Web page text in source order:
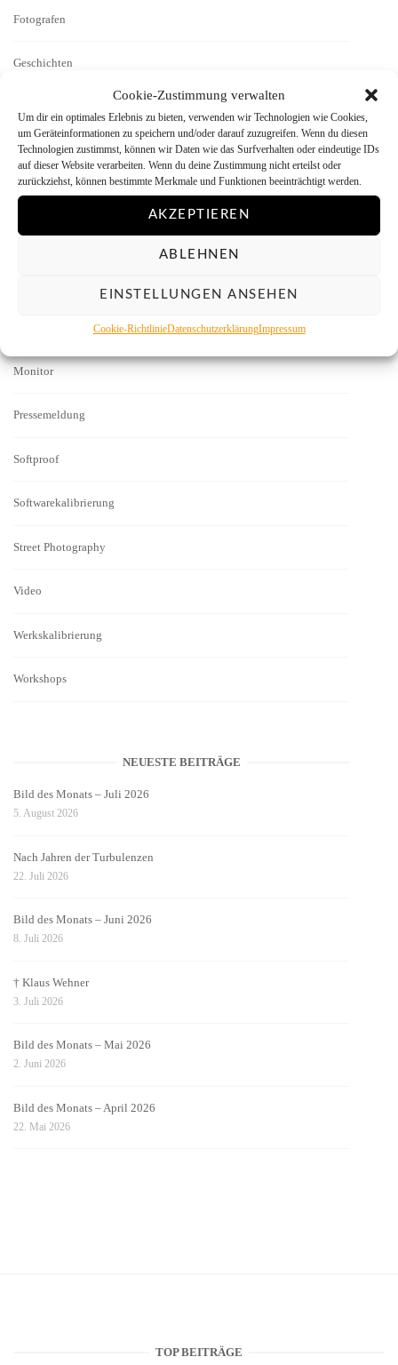
Cookie-Zustimmung verwalten
Um dir ein optimales Erlebnis zu bieten, verwenden wir Technologien wie Cookies,
um Geräteinformationen zu speichern und/oder darauf zuzugreifen. Wenn du diesen
Technologien zustimmst, können wir Daten wie das Surfverhalten oder eindeutige IDs
auf dieser Website verarbeiten. Wenn du deine Zustimmung nicht erteilst oder
zurückziehst, können bestimmte Merkmale und Funktionen beeinträchtigt werden.
AKZEPTIEREN
ABLEHNEN
EINSTELLUNGEN ANSEHEN
Cookie-RichtlinieDatenschutzerklärungImpressum
Fotografen
Geschichten
Kamera-Reviews
Labor
Literatur
Monitor
Pressemeldung
Softproof
Softwarekalibrierung
Street Photography
Video
Werkskalibrierung
Workshops
NEUESTE BEITRÄGE
Bild des Monats – Juli 2026
5. August 2026
Nach Jahren der Turbulenzen
22. Juli 2026
Bild des Monats – Juni 2026
8. Juli 2026
† Klaus Wehner
3. Juli 2026
Bild des Monats – Mai 2026
2. Juni 2026
Bild des Monats – April 2026
22. Mai 2026
TOP BEITRÄGE